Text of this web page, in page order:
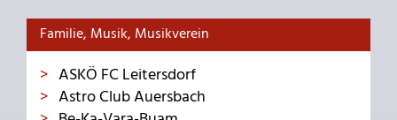
Familie, Musik, Musikverein
ASKÖ FC Leitersdorf
Astro Club Auersbach